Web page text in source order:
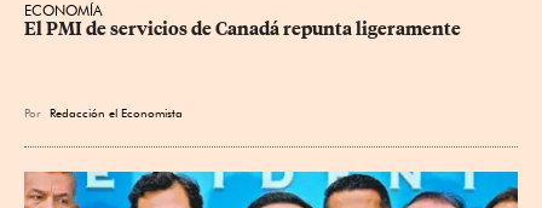
ECONOMÍA
El PMI de servicios de Canadá repunta ligeramente
Por Redacción el Economista